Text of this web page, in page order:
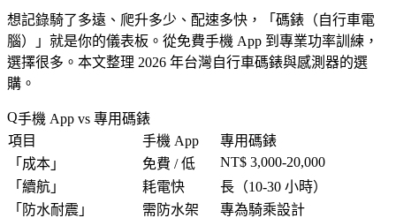
想記錄騎了多遠、爬升多少、配速多快，「 碼錶（自行車電
腦）
」就是你的儀表板。從免費手機 App 到專業功率訓練，
選擇很多。本文整理 2026 年台灣自行車碼錶與感測器的選
購。
手機 App vs 專用碼錶
項目
手機 App
專用碼錶
「 成本 」 免費 / 低
NT$ 3,000-20,000
「 續航 」 耗電快
長（10-30 小時）
「 防水耐震 」 需防水架
專為騎乘設計